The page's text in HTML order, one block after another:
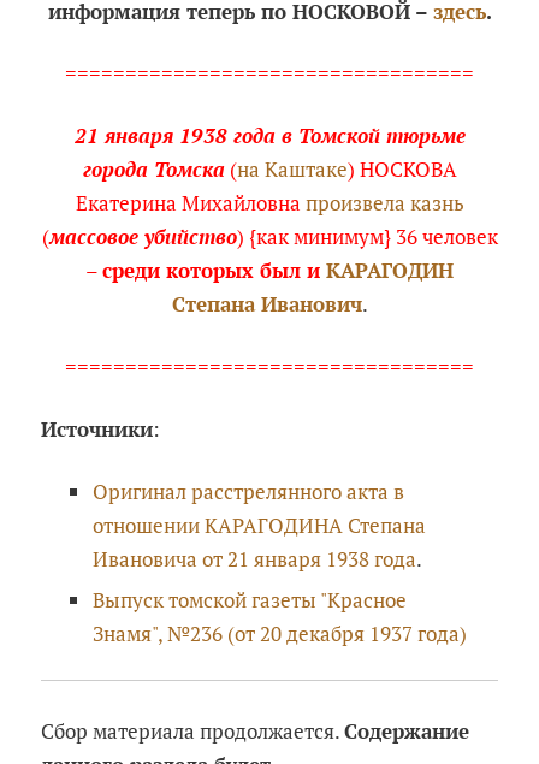
информация теперь по НОСКОВОЙ – здесь.
==================================
21 января 1938 года в Томской тюрьме
города Томска(на Каштаке) НОСКОВА
Екатерина Михайловна произвела казнь
(массовое убийство) {как минимум} 36 человек
–среди которых был и КАРАГОДИН
Степана Иванович.
==================================
Источники:
Оригинал расстрелянного акта в
отношении КАРАГОДИНА Степана
Ивановича от 21 января 1938 года.
Выпуск томской газеты "Красное
Знамя", №236 (от 20 декабря 1937 года)
Сбор материала продолжается.Содержание